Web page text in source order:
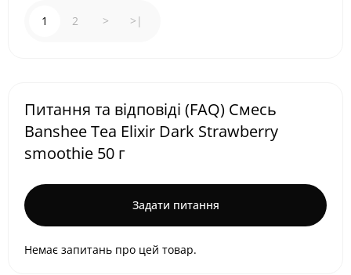
1 2 > >|
Питання та відповіді (FAQ) Смесь
Banshee Tea Elixir Dark Strawberry
smoothie 50 г
Задати питання
Немає запитань про цей товар.